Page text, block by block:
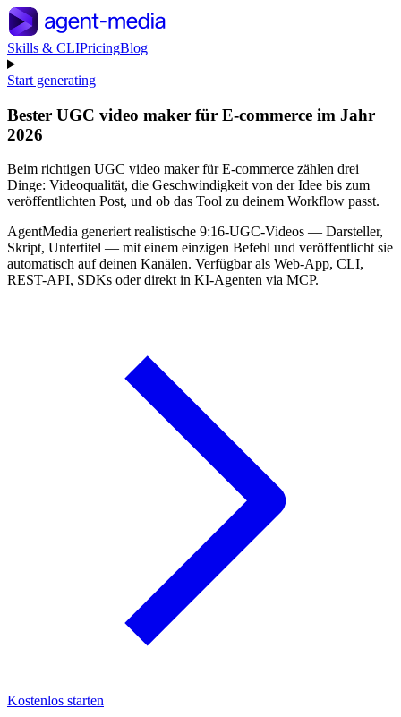
Skills & CLIPricingBlog
Start generating
Bester UGC video maker für E-commerce im Jahr
2026
Beim richtigen UGC video maker für E-commerce zählen drei
Dinge: Videoqualität, die Geschwindigkeit von der Idee bis zum
veröffentlichten Post, und ob das Tool zu deinem Workflow passt.
AgentMedia generiert realistische 9:16-UGC-Videos — Darsteller,
Skript, Untertitel — mit einem einzigen Befehl und veröffentlicht sie
automatisch auf deinen Kanälen. Verfügbar als Web-App, CLI,
REST-API, SDKs oder direkt in KI-Agenten via MCP.
Kostenlos starten